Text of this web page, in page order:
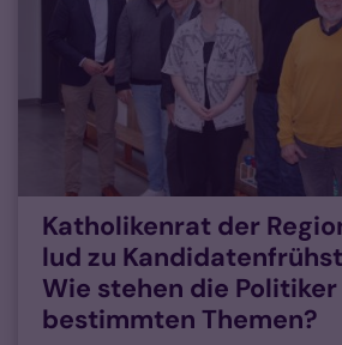
Katholikenrat der
lud zu
Wie stehen die Politiker
bestimmten Themen?